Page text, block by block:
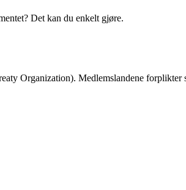
Det kan du enkelt gjøre.
Organization). Medlemslandene